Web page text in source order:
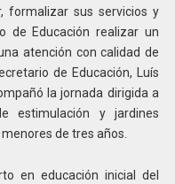
formalizar sus servicios y
de Educación realizar un
atención con calidad de
de Educación, Luís
la jornada dirigida a
estimulación y jardines
de tres años.
en educación inicial del